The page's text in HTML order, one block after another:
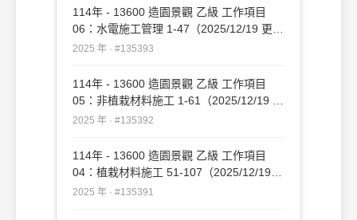
114年 - 13600 造園景觀 乙級 工作項目
06：水電施工管理 1-47（2025/12/19 更
新）#135393
2025 年 · #135393
114年 - 13600 造園景觀 乙級 工作項目
05：非植栽材料施工 1-61（2025/12/19 更
新）#135392
2025 年 · #135392
114年 - 13600 造園景觀 乙級 工作項目
04：植栽材料施工 51-107（2025/12/19
更新）#135391
2025 年 · #135391